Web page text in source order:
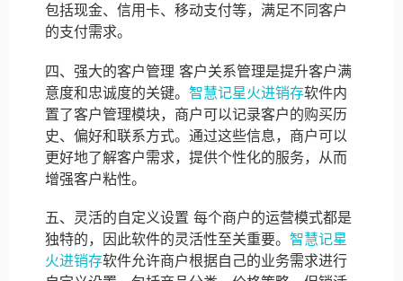
包括现金、信用卡、移动支付等，满足不同客户
的支付需求。
四、强大的客户管理 客户关系管理是提升客户满
意度和忠诚度的关键。 智慧记星火进销存软件内
置了客户管理模块，商户可以记录客户的购买历
史、偏好和联系方式。通过这些信息，商户可以
更好地了解客户需求，提供个性化的服务，从而
增强客户粘性。
五、灵活的自定义设置 每个商户的运营模式都是
独特的，因此软件的灵活性至关重要。 智慧记星
火进销存软件允许商户根据自己的业务需求进行